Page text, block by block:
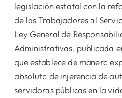
legislación estatal con la
de los Trabajadores al
Ley General de
Administrativas, publicada
que establece de manera
absoluta de injerencia de
servidoras públicas en la